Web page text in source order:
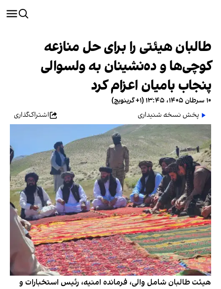
طالبان هیئتی را برای حل منازعه
کوچی‌ها و ده‌نشینان به ولسوالی
پنجاب بامیان اعزام کرد
۱۰ سرطان ۱۴۰۵، ۱۳:۴۵ (‎+۱ گرینویچ)
پخش نسخه شنیداری
اشتراک‌گذاری
هیئت طالبان شامل والی، فرمانده امنیه، رئیس استخبارات و